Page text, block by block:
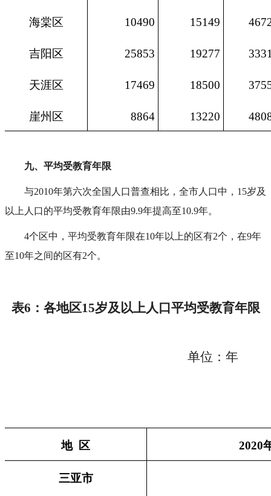
海棠区 10490 15149
吉阳区 25853 19277
天涯区 17469 18500
崖州区 8864 13220
九、平均受教育年限
与2010年第六次全国人口普查相比，全市人口中，15岁及
以上人口的平均受教育年限由9.9年提高至10.9年。
4个区中，平均受教育年限在10年以上的区有2个，在9年
至10年之间的区有2个。
表6：各地区15岁及以上人口平均受教育年限
单位：年
地 区 2020
三亚市